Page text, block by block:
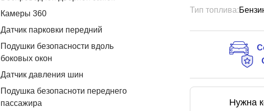
Камеры 360
Датчик парковки передний
Подушки безопасности вдоль
боковых окон
Датчик давления шин
Подушка безопасноти переднего
пассажира
Тип топлива:
Нужна